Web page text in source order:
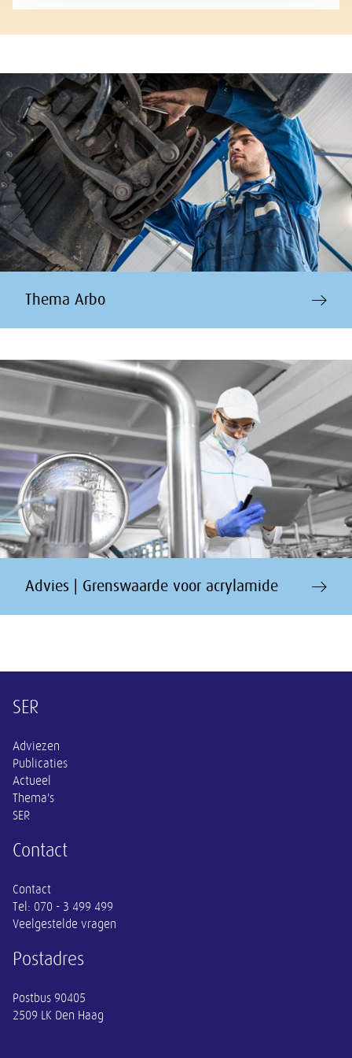
Thema Arbo
Advies | Grenswaarde voor acrylamide
Overige informatie
SER
Adviezen
Publicaties
Actueel
Thema's
SER
Contact
Contact
Tel: 070 - 3 499 499
Veelgestelde vragen
Postadres
Postbus 90405
2509 LK Den Haag